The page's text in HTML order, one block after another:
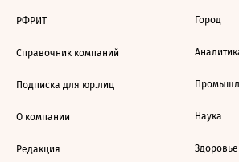
РФРИТ
Справочник компаний
Подписка для юр.лиц
О компании
Редакция
Город
Наука
Здоровье